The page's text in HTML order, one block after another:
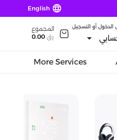
language
English
الدخول أو التسجيل
arrow_drop_down
المجموع
رق 0.00
More Services